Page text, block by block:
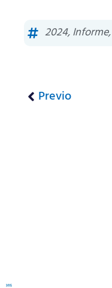
2024,Informe,
Previo